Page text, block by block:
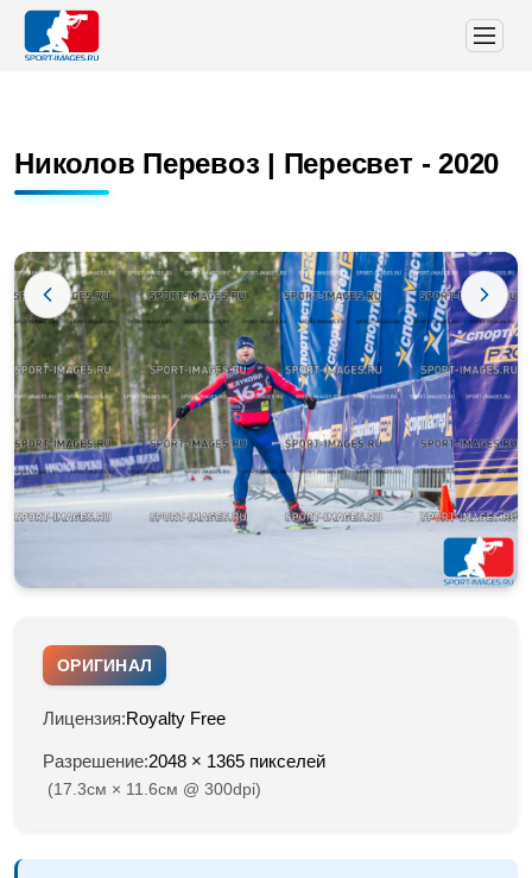
Николов Перевоз | Пересвет - 2020
ОРИГИНАЛ
Лицензия:Royalty Free
Разрешение:2048 × 1365 пикселей
(17.3см × 11.6см @ 300dpi)